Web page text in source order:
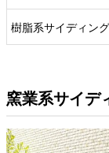
樹脂系サイディング
窯業系サイデ